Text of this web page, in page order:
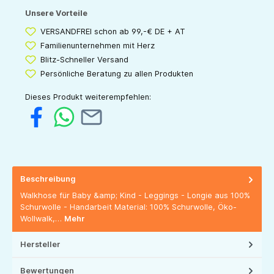
Unsere Vorteile
VERSANDFREI schon ab 99,-€ DE + AT
Familienunternehmen mit Herz
Blitz-Schneller Versand
Persönliche Beratung zu allen Produkten
Dieses Produkt weiterempfehlen:
Beschreibung
Walkhose für Baby &amp; Kind - Leggings - Longie aus 100%
Schurwolle - Handarbeit Material: 100% Schurwolle, Öko-
Wollwalk,… Mehr
Hersteller
Bewertungen